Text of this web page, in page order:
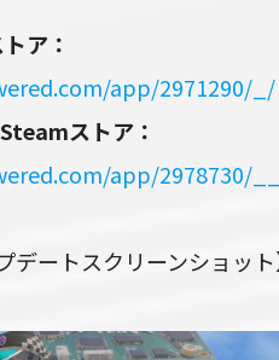
ア：
app/2971290/_/
ストア：
app/2978730/
デートスクリーンショッ